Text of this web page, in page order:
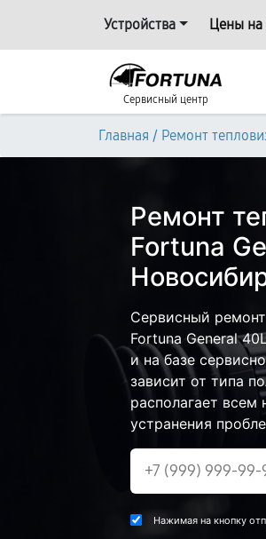
Устройства Цены на
Сервисный центр
Главная / Ремонт
Ремонт
Fortuna
Сервисный
Fortuna General
и на базе
зависит от типа
располагает
устранения
Нажимая на кнопку